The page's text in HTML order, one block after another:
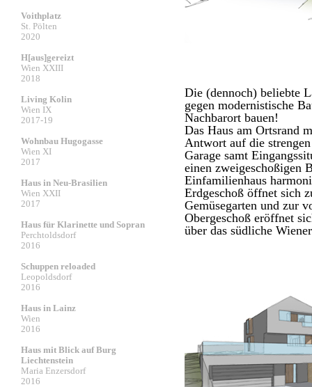
Voithplatz
St. Pölten
2020
H[aus]gereizt
Wien XXIII
2018
Living Kolin
Wien IX
2017-19
Wohnbau Hugogasse
Wien XI
2017
Haus in Neu-Brasilien
Wien XXII
2017
Haus für Klarinette und Sopran
Perchtoldsdorf
2016
Schuppen reloaded
Leopoldsdorf
2016
Haus in Lainz
Wien
2016
Haus mit Blick auf Burg
Liechtenstein
Maria Enzersdorf
2016
Die (dennoch) beliebte
gegen modernistische
Nachbarort bauen!
Das Haus am Ortsrand
Antwort auf die
Garage samt
einen zweigeschoßigen
Einfamilienhaus
Erdgeschoß öffnet sich
Gemüsegarten und zur
Obergeschoß eröffnet
über das südliche